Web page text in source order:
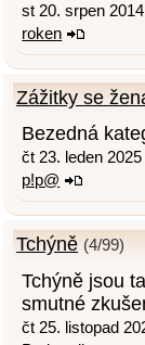
st 20. srpen
roken
Zážitky se
Bezedná
čt 23. leden
p!p@
Tchýně (4/99)
Tchýně jsou
smutné
čt 25. listopad